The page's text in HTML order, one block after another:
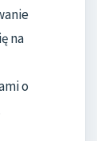
na
o